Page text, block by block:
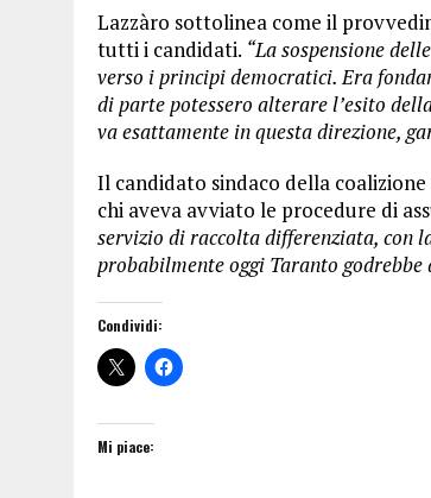
Lazzàro sottolinea come il
tutti i candidati. “La sospensione
verso i principi democratici. Era
di parte potessero alterare l’esito
va esattamente in questa direzione,
Il candidato sindaco della
chi aveva avviato le procedure di
servizio di raccolta differenziata, con
probabilmente oggi Taranto
Condividi:
Mi piace: